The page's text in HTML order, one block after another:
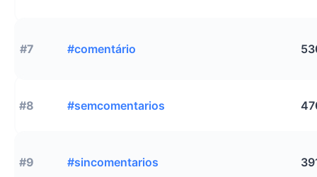
#7 #comentário
#8 #semcomentarios
#9 #sincomentarios